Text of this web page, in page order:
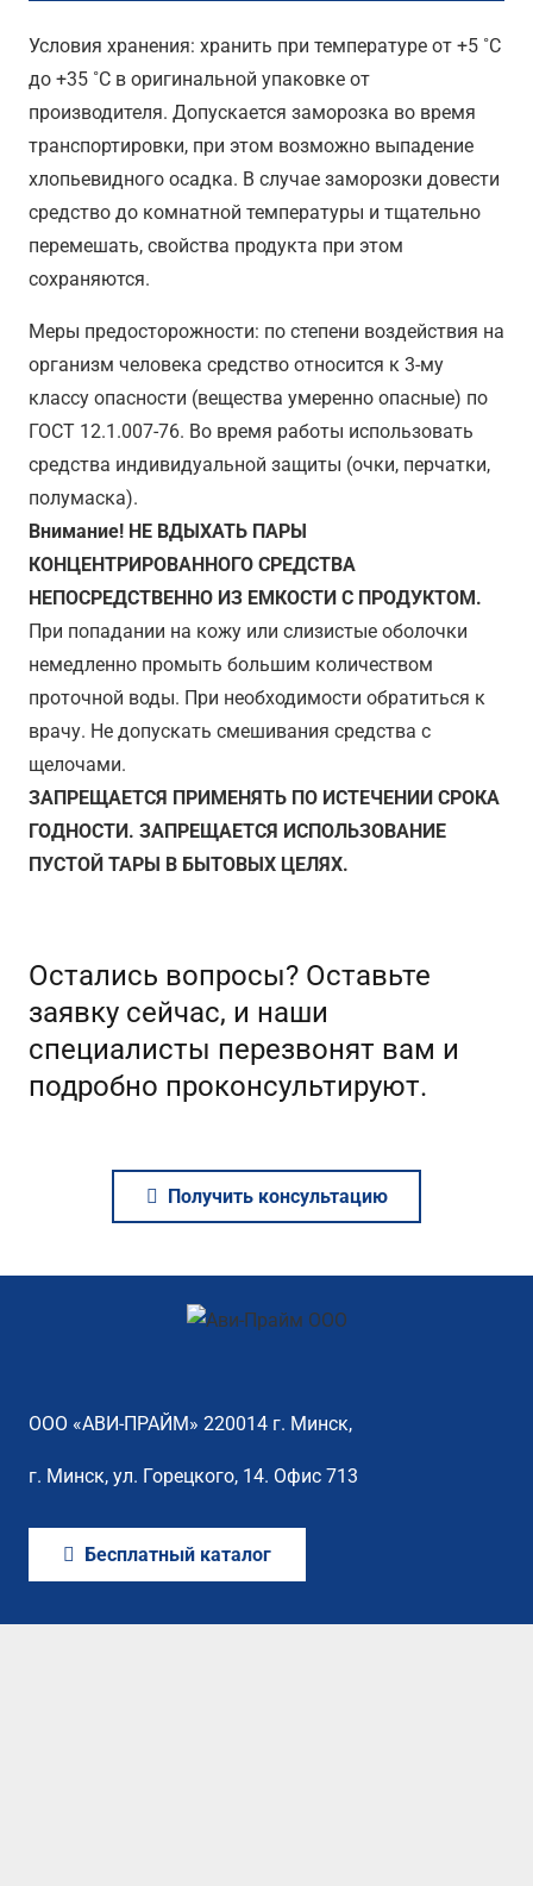
Условия хранения: хранить при температуре от +5 ˚С
до +35 ˚С в оригинальной упаковке от
производителя. Допускается заморозка во время
транспортировки, при этом возможно выпадение
хлопьевидного осадка. В случае заморозки довести
средство до комнатной температуры и тщательно
перемешать, свойства продукта при этом
сохраняются.
Меры предосторожности: по степени воздействия на
организм человека средство относится к 3-му
классу опасности (вещества умеренно опасные) по
ГОСТ 12.1.007-76. Во время работы использовать
средства индивидуальной защиты (очки, перчатки,
полумаска).
Внимание! НЕ ВДЫХАТЬ ПАРЫ
КОНЦЕНТРИРОВАННОГО СРЕДСТВА
НЕПОСРЕДСТВЕННО ИЗ ЕМКОСТИ С ПРОДУКТОМ.
При попадании на кожу или слизистые оболочки
немедленно промыть большим количеством
проточной воды. При необходимости обратиться к
врачу. Не допускать смешивания средства с
щелочами.
ЗАПРЕЩАЕТСЯ ПРИМЕНЯТЬ ПО ИСТЕЧЕНИИ СРОКА
ГОДНОСТИ. ЗАПРЕЩАЕТСЯ ИСПОЛЬЗОВАНИЕ
ПУСТОЙ ТАРЫ В БЫТОВЫХ ЦЕЛЯХ.
Остались вопросы? Оставьте
заявку сейчас, и наши
специалисты перезвонят вам и
подробно проконсультируют.
Получить консультацию
ООО «АВИ-ПРАЙМ» 220014 г. Минск,
г. Минск, ул. Горецкого, 14. Офис 713
Бесплатный каталог
Каталог